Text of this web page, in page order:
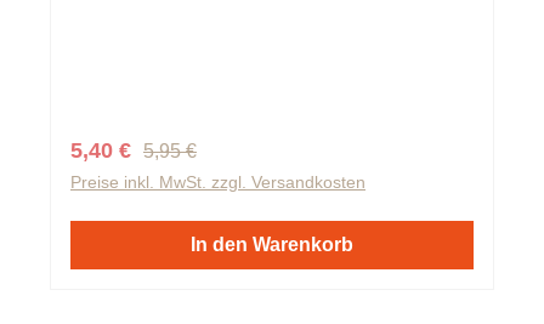
Verkaufspreis:
5,40 € Regulärer Preis:
5,95 €
Preise inkl. MwSt. zzgl. Versandkosten
In den Warenkorb